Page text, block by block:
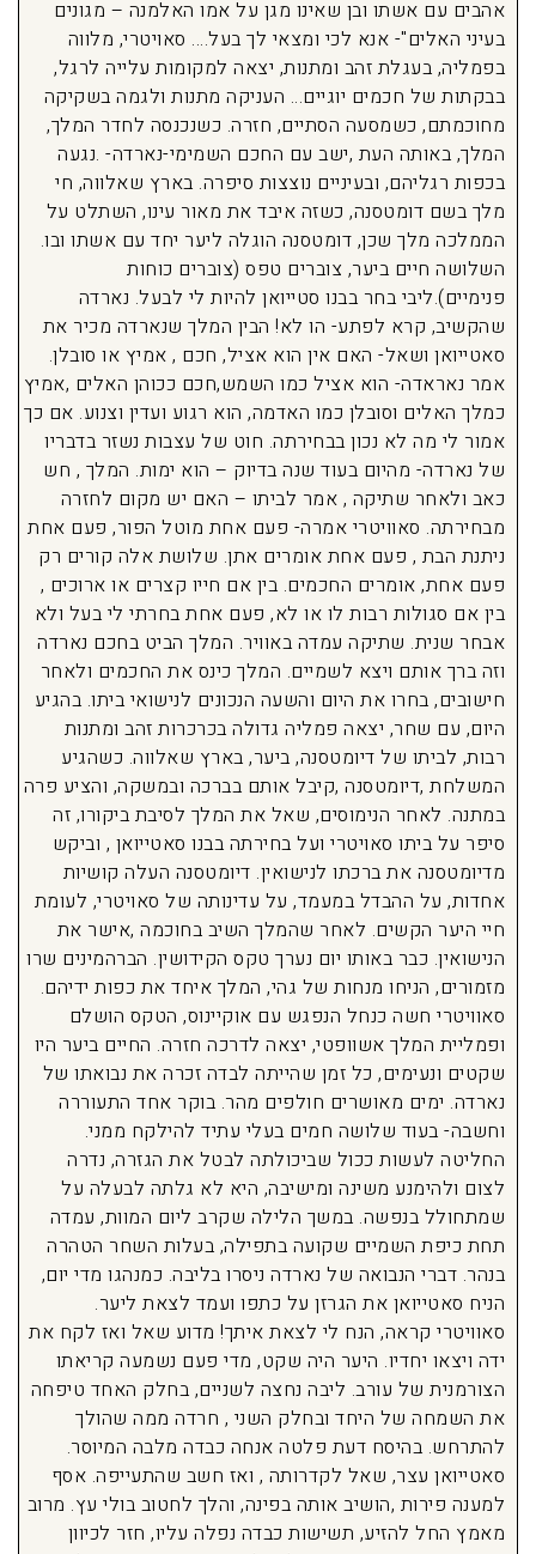
אהבים עם אשתו ובן שאינו מגן על אמו האלמנה – מגונים
בעיני האלים"- אנא לכי ומצאי לך בעל…. סאויטרי, מלווה
בפמליה, בעגלת זהב ומתנות, יצאה למקומות עלייה לרגל,
בבקתות של חכמים יוגיים… העניקה מתנות ולגמה בשקיקה
מחוכמתם, כשמסעה הסתיים, חזרה. כשנכנסה לחדר המלך,
המלך, באותה העת ,ישב עם החכם השמימי-נארדה- .נגעה
בכפות רגליהם, ובעיניים נוצצות סיפרה. בארץ שאלווה, חי
מלך בשם דומטסנה, כשזה איבד את מאור עינו, השתלט על
הממלכה מלך שכן, דומטסנה הוגלה ליער יחד עם אשתו ובו.
השלושה חיים ביער, צוברים טפס (צוברים כוחות
פנימיים).ליבי בחר בבנו סטייואן להיות לי לבעל. נארדה
שהקשיב, קרא לפתע- הו לא! הבין המלך שנארדה מכיר את
סאטייואן ושאל- האם אין הוא אציל, חכם , אמיץ או סובלן.
אמר נאראדה- הוא אציל כמו השמש,חכם ככוהן האלים ,אמיץ
כמלך האלים וסובלן כמו האדמה, הוא רגוע ועדין וצנוע. אם כך
אמור לי מה לא נכון בבחירתה. חוט של עצבות נשזר בדבריו
של נארדה- מהיום בעוד שנה בדיוק – הוא ימות. המלך , חש
כאב ולאחר שתיקה , אמר לביתו – האם יש מקום לחזרה
מבחירתה. סאוויטרי אמרה- פעם אחת מוטל הפור, פעם אחת
ניתנת הבת , פעם אחת אומרים אתן. שלושת אלה קורים רק
פעם אחת, אומרים החכמים. בין אם חייו קצרים או ארוכים ,
בין אם סגולות רבות לו או לא, פעם אחת בחרתי לי בעל ולא
אבחר שנית. שתיקה עמדה באוויר. המלך הביט בחכם נארדה
וזה ברך אותם ויצא לשמיים. המלך כינס את החכמים ולאחר
חישובים, בחרו את היום והשעה הנכונים לנישואי ביתו. בהגיע
היום, עם שחר, יצאה פמליה גדולה בכרכרות זהב ומתנות
רבות, לביתו של דיומטסנה, ביער, בארץ שאלווה. כשהגיע
המשלחת ,דיומטסנה ,קיבל אותם בברכה ובמשקה, והציע פרה
במתנה. לאחר הנימוסים, שאל את המלך לסיבת ביקורו, זה
סיפר על ביתו סאויטרי ועל בחירתה בבנו סאטייואן , וביקש
מדיומטסנה את ברכתו לנישואין. דיומטסנה העלה קושיות
אחדות, על ההבדל במעמד, על עדינותה של סאויטרי, לעומת
חיי היער הקשים. לאחר שהמלך השיב בחוכמה ,אישר את
הנישואין. כבר באותו יום נערך טקס הקידושין. הברהמינים שרו
מזמורים, הניחו מנחות של גהי, המלך איחד את כפות ידיהם.
סאוויטרי חשה כנחל הנפגש עם אוקיינוס, הטקס הושלם
ופמליית המלך אשוופטי, יצאה לדרכה חזרה. החיים ביער היו
שקטים ונעימים, כל זמן שהייתה לבדה זכרה את נבואתו של
נארדה. ימים מאושרים חולפים מהר. בוקר אחד התעוררה
וחשבה- בעוד שלושה חמים בעלי עתיד להילקח ממני.
החליטה לעשות ככול שביכולתה לבטל את הגזרה, נדרה
לצום ולהימנע משינה ומישיבה, היא לא גלתה לבעלה על
שמתחולל בנפשה. במשך הלילה שקרב ליום המוות, עמדה
תחת כיפת השמיים שקועה בתפילה, בעלות השחר הטהרה
בנהר. דברי הנבואה של נארדה ניסרו בליבה. כמנהגו מדי יום,
הניח סאטייואן את הגרזן על כתפו ועמד לצאת ליער.
סאוויטרי קראה, הנח לי לצאת איתך! מדוע שאל ואז לקח את
ידה ויצאו יחדיו. היער היה שקט, מדי פעם נשמעה קריאתו
הצורמנית של עורב. ליבה נחצה לשניים, בחלק האחד טיפחה
את השמחה של היחד ובחלק השני , חרדה ממה שהולך
להתרחש. בהיסח דעת פלטה אנחה כבדה מלבה המיוסר.
סאטייואן עצר, שאל לקדרותה , ואז חשב שהתעייפה. אסף
למענה פירות ,הושיב אותה בפינה, והלך לחטוב בולי עץ. מרוב
מאמץ החל להזיע, תשישות כבדה נפלה עליו, חזר לכיוון